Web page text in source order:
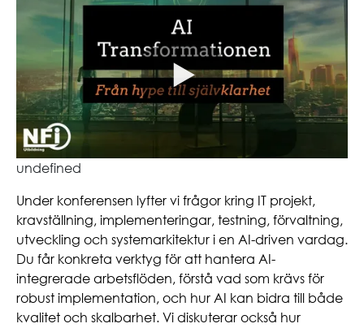
undefined
Under konferensen lyfter vi frågor kring IT projekt,
kravställning, implementeringar, testning, förvaltning,
utveckling och systemarkitektur i en AI-driven vardag.
Du får konkreta verktyg för att hantera AI-
integrerade arbetsflöden, förstå vad som krävs för
robust implementation, och hur AI kan bidra till både
kvalitet och skalbarhet. Vi diskuterar också hur